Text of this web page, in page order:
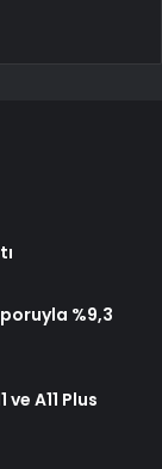
%9,3
A11 Plus